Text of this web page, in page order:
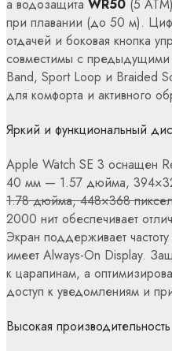
а водозащита WR50 (5
при плавании (до 50 м).
отдачей и боковая кнопка
совместимы с
Band, Sport Loop и Braided
для комфорта и активного
Яркий и функциональный
Apple Watch SE 3 оснащен
40 мм — 1.57 дюйма,
1.78 дюйма, 448×368
2000 нит обеспечивает
Экран поддерживает
имеет Always-On Display.
к царапинам, а
доступ к уведомлениям и
Высокая производительность